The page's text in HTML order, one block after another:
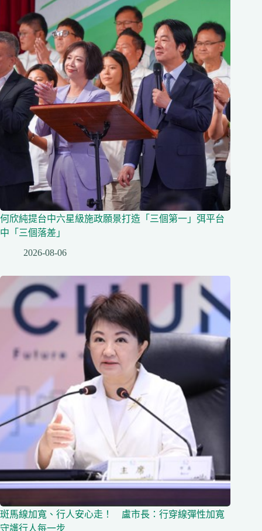
何欣純提台中六星級施政願景打造「三個第一」弭平台
中「三個落差」
2026-08-06
斑馬線加寬、行人安心走！ 盧市長：行穿線彈性加寬
守護行人每一步